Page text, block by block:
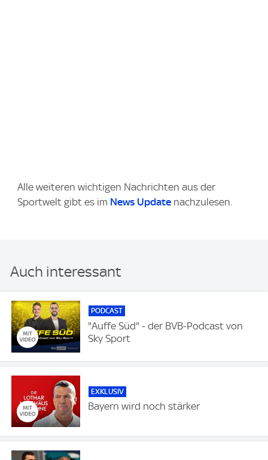
Alle weiteren wichtigen Nachrichten aus der
Sportwelt gibt es im News Update nachzulesen.
Auch interessant
PODCAST
"Auffe Süd" - der BVB-Podcast von
Sky Sport
EXKLUSIV
Bayern wird noch stärker